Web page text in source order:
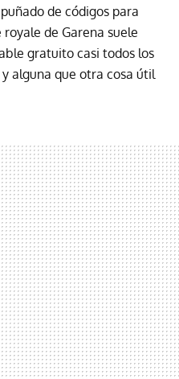
de códigos para
royale de Garena suele
gratuito casi todos los
alguna que otra cosa útil